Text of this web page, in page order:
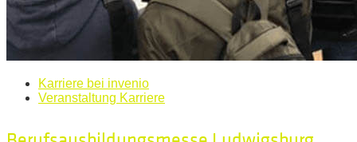
Karriere bei invenio
Veranstaltung Karriere